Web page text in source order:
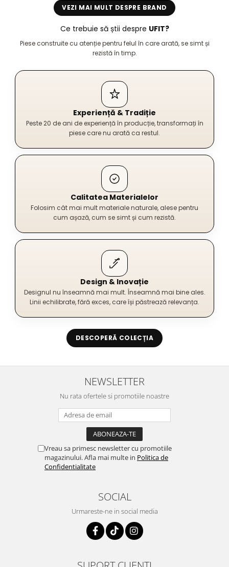
VEZI MAI MULT DESPRE BRAND
Ce trebuie să știi despre UFIT?
Piese construite cu atenție pentru felul în care arată, se simt și
rezistă în timp.
Experiență & Tradiție
Peste 20 de ani de experiență în producție, transformați în
piese care nu arată ca restul.
Calitatea Materialelor
Folosim cât mai mult materiale naturale, alese pentru
cum așază, cum se simt și cum rezistă.
Design & Inovație
Designul nu înseamnă mai mult. Înseamnă mai bine ales.
Linii echilibrate, fără exces, care își păstrează relevanța.
DESCOPERĂ COLECȚIA
NEWSLETTER
Nu rata ofertele si promotiile noastre
Vreau sa primesc newsletter cu promotiile
magazinului. Afla mai multe in Politica de
Confidentialitate
SOCIAL
Urmareste-ne in social media